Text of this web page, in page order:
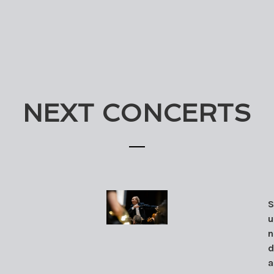
NEXT CONCERTS
S
u
n
d
a